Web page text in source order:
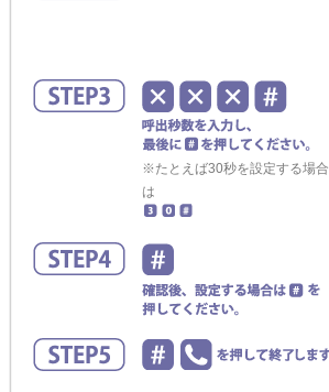
※たとえば30秒を設定する場合
は